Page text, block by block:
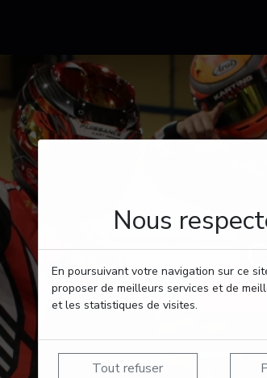
Nous
En poursuivant votre navigation sur ce
proposer de meilleurs services et de
et les statistiques de visites.
Tout refuser